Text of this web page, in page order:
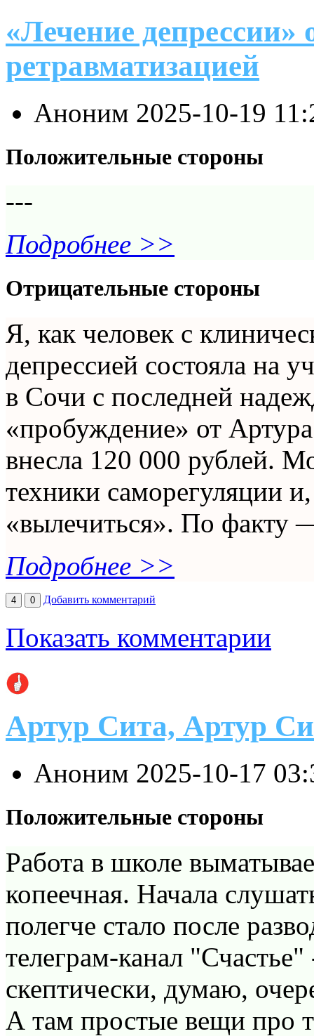
«Лечение депрессии»
ретравматизацией
Аноним 2025-10-19
Положительные стороны
---
Подробнее >>
Отрицательные стороны
Я, как человек с
депрессией состояла на
в Сочи с последней
«пробуждение» от
внесла 120 000 рублей.
техники саморегуляции
«вылечиться». По факту
Подробнее >>
4 0 Добавить комментарий
Показать комментарии
Артур Сита, Артур
Аноним 2025-10-17
Положительные стороны
Работа в школе
копеечная. Начала
полегче стало после
телеграм-канал
скептически, думаю,
А там простые вещи про